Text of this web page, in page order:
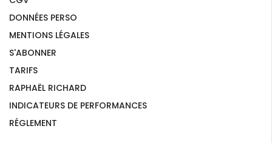
DONNÉES PERSO
MENTIONS LÉGALES
S'ABONNER
TARIFS
RAPHAËL RICHARD
INDICATEURS DE PERFORMANCES
RÉGLEMENT